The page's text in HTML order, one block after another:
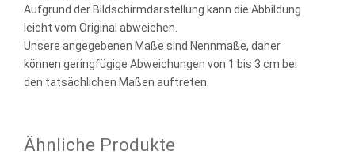
Aufgrund der Bildschirmdarstellung kann die Abbildung
leicht vom Original abweichen.
Unsere angegebenen Maße sind Nennmaße, daher
können geringfügige Abweichungen von 1 bis 3 cm bei
den tatsächlichen Maßen auftreten.
Ähnliche Produkte